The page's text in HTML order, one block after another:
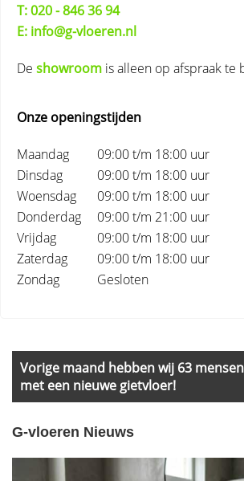
T: 020 - 846 36 94
E: info@g-vloeren.nl
De showroom is alleen op afspraak te
Onze openingstijden
Maandag
09:00 t/m 18:00 uur
Dinsdag
09:00 t/m 18:00 uur
Woensdag
09:00 t/m 18:00 uur
Donderdag
09:00 t/m 21:00 uur
Vrijdag
09:00 t/m 18:00 uur
Zaterdag
09:00 t/m 18:00 uur
Zondag
Gesloten
Vorige maand hebben wij 63
met een nieuwe gietvloer!
G-vloeren Nieuws